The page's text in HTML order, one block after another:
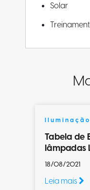
Solar
Iluminação
Tabela de
lâmpadas
18/08/2021
Leia mais